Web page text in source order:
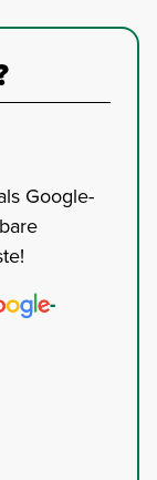
Google-
-